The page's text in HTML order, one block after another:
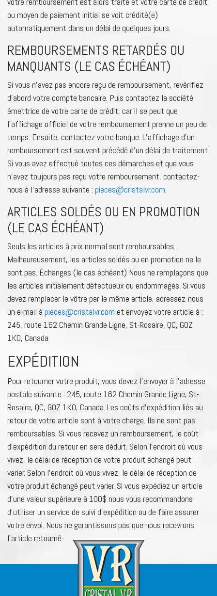
ou moyen de paiement initial se voit crédité(e)
automatiquement dans un délai de quelques jours.
REMBOURSEMENTS RETARDÉS OU
MANQUANTS (LE CAS ÉCHÉANT)
Si vous n’avez pas encore reçu de remboursement, revérifiez
d’abord votre compte bancaire. Puis contactez la société
émettrice de votre carte de crédit, car il se peut que
l’affichage officiel de votre remboursement prenne un peu de
temps. Ensuite, contactez votre banque. L’affichage d’un
remboursement est souvent précédé d’un délai de traitement.
Si vous avez effectué toutes ces démarches et que vous
n’avez toujours pas reçu votre remboursement, contactez-
nous à l’adresse suivante : pieces@cristalvr.com.
ARTICLES SOLDÉS OU EN PROMOTION
(LE CAS ÉCHÉANT)
Seuls les articles à prix normal sont remboursables.
Malheureusement, les articles soldés ou en promotion ne le
sont pas. Échanges (le cas échéant) Nous ne remplaçons que
les articles initialement défectueux ou endommagés. Si vous
devez remplacer le vôtre par le même article, adressez-nous
un e-mail à pieces@cristalvr.com et envoyez votre article à :
245, route 162 Chemin Grande Ligne, St-Rosaire, QC, G0Z
1K0, Canada
EXPÉDITION
Pour retourner votre produit, vous devez l’envoyer à l’adresse
postale suivante : 245, route 162 Chemin Grande Ligne, St-
Rosaire, QC, G0Z 1K0, Canada. Les coûts d’expédition liés au
retour de votre article sont à votre charge. Ils ne sont pas
remboursables. Si vous recevez un remboursement, le coût
d’expédition du retour en sera déduit. Selon l’endroit où vous
vivez, le délai de réception de votre produit échangé peut
varier. Selon l’endroit où vous vivez, le délai de réception de
votre produit échangé peut varier. Si vous expédiez un article
d’une valeur supérieure à 100$ nous vous recommandons
d’utiliser un service de suivi d’expédition ou de faire assurer
votre envoi. Nous ne garantissons pas que nous recevrons
l’article retourné.